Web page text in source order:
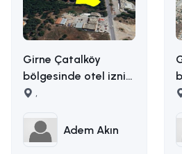
Girne Çatalköy
bölgesinde otel izni
alınmış 2173m2 satılık
ADEM AKIN
:05338314949
,
Adem Akın